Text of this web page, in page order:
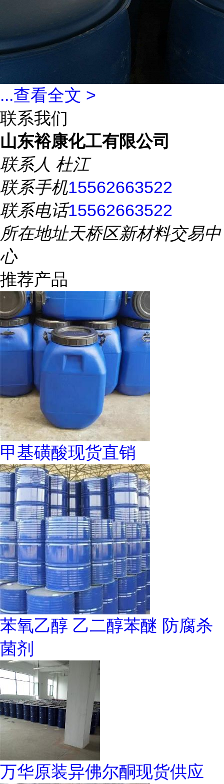
...查看全文 >
联系我们
山东裕康化工有限公司
联系人 杜江
联系手机15562663522
联系电话15562663522
所在地址天桥区新材料交易中
心
推荐产品
甲基磺酸现货直销
苯氧乙醇 乙二醇苯醚 防腐杀
菌剂
万华原装异佛尔酮现货供应